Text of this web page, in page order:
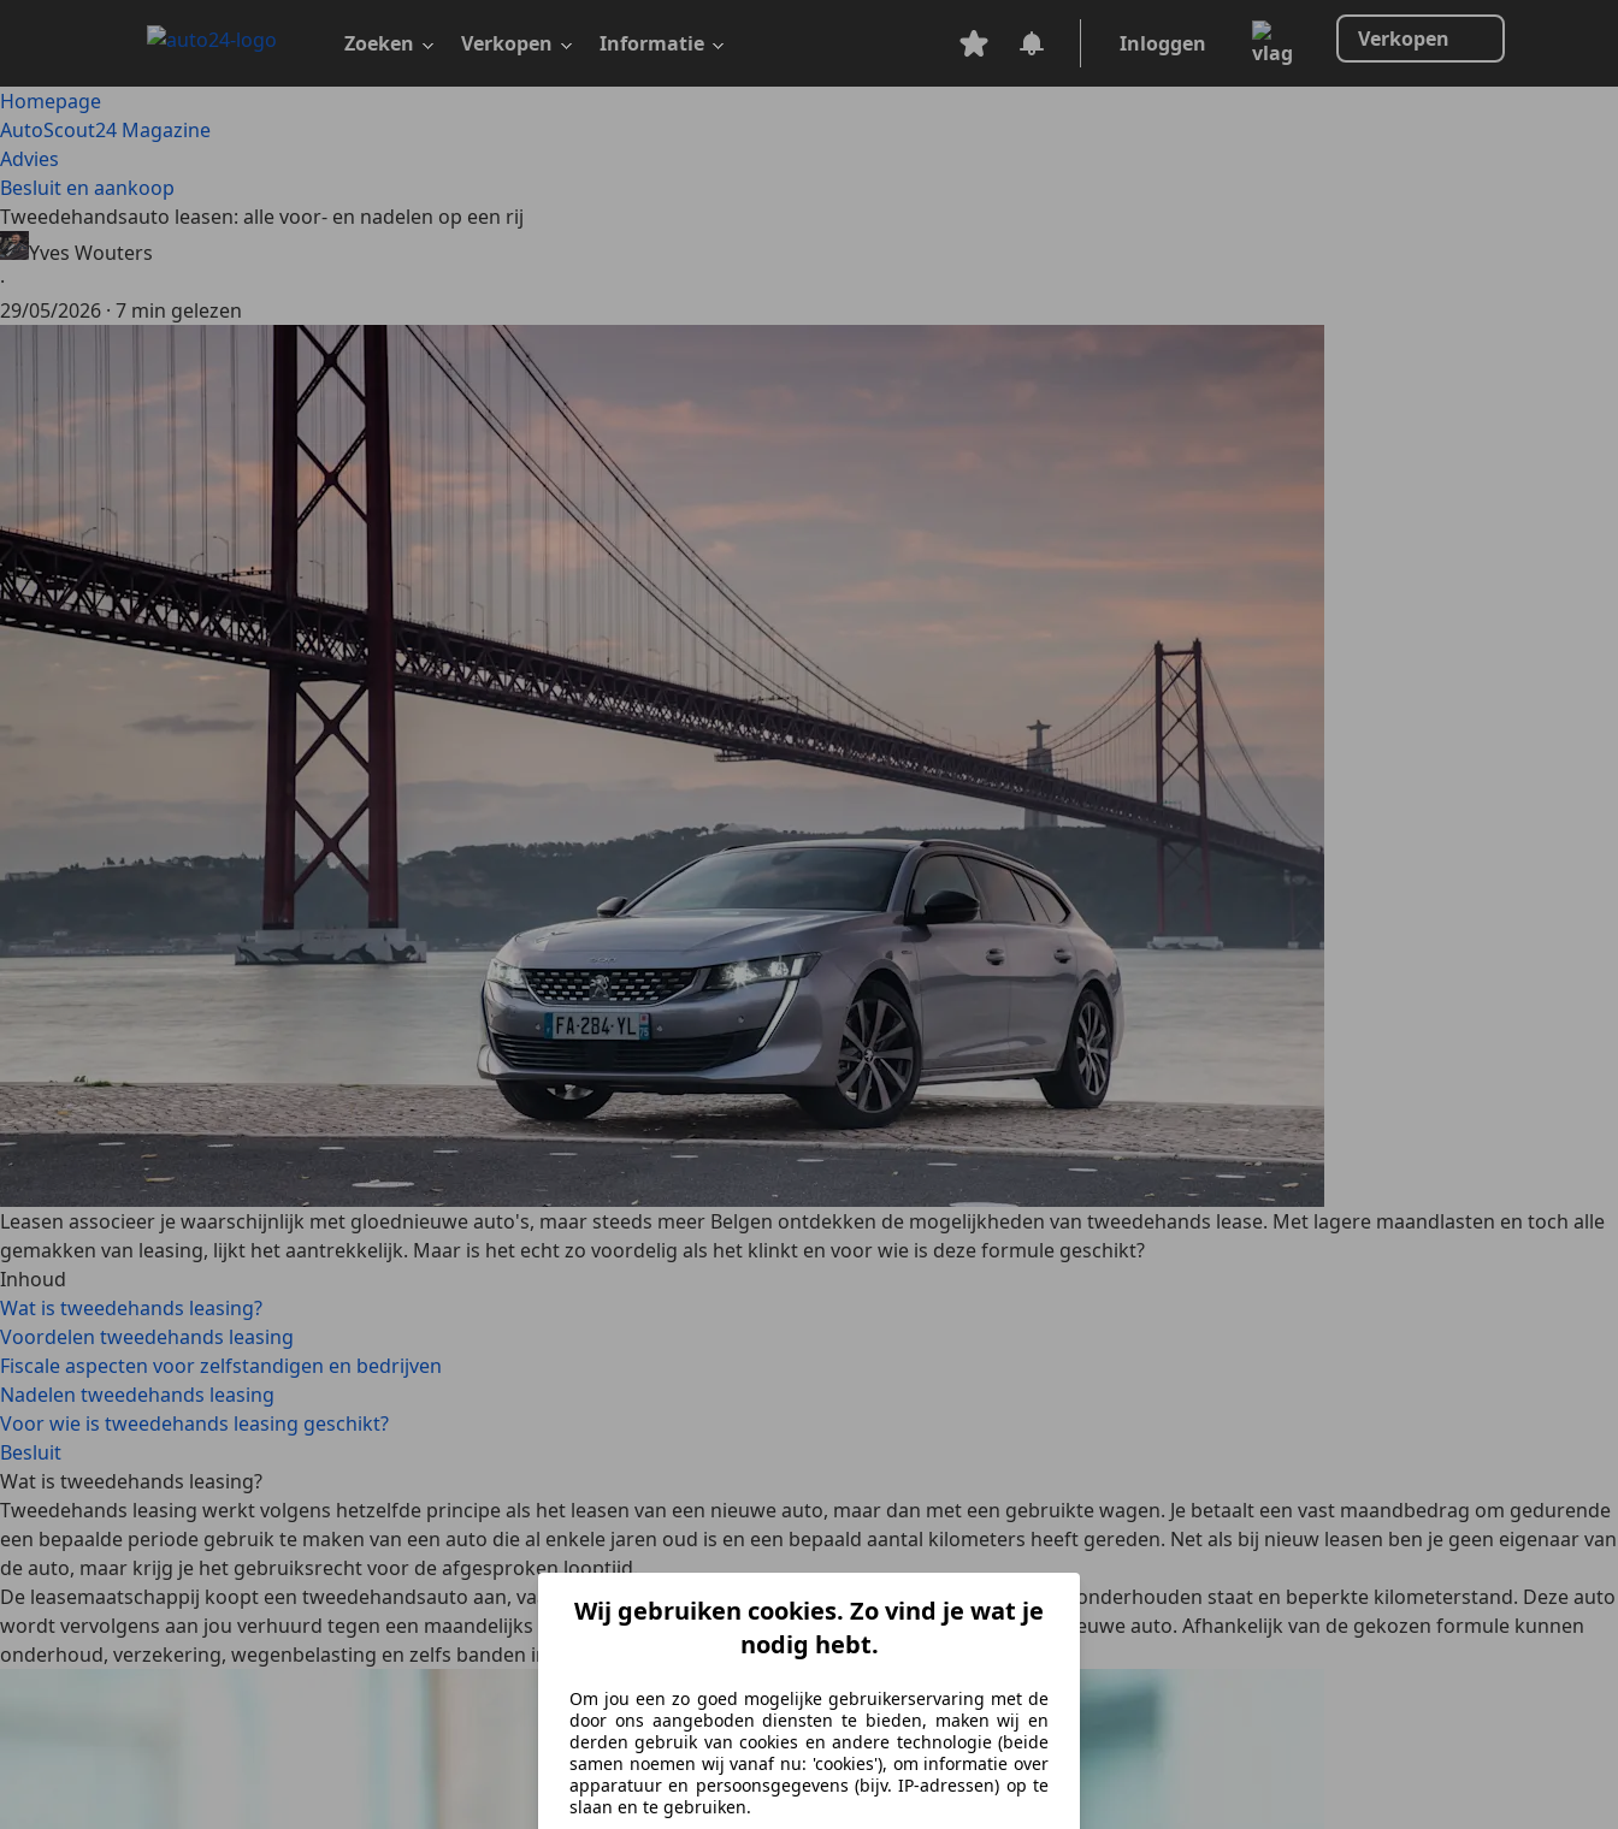
Zoeken Verkopen Informatie Inloggen Verkopen
Wij gebruiken cookies. Zo vind je wat je
nodig hebt.
Om jou een zo goed mogelijke gebruikerservaring met de
door ons aangeboden diensten te bieden, maken wij en
derden gebruik van cookies en andere technologie (beide
samen noemen wij vanaf nu: 'cookies'), om informatie over
apparatuur en persoonsgegevens (bijv. IP-adressen) op te
slaan en te gebruiken.
Homepage
AutoScout24 Magazine
Advies
Besluit en aankoop
Tweedehandsauto leasen: alle voor- en nadelen op een rij
Yves Wouters
·
29/05/2026 · 7 min gelezen
Leasen associeer je waarschijnlijk met gloednieuwe auto's, maar steeds meer Belgen ontdekken de mogelijkheden van tweedehands lease. Met lagere maandlasten en toch alle
gemakken van leasing, lijkt het aantrekkelijk. Maar is het echt zo voordelig als het klinkt en voor wie is deze formule geschikt?
Inhoud
Wat is tweedehands leasing?
Voordelen tweedehands leasing
Fiscale aspecten voor zelfstandigen en bedrijven
Nadelen tweedehands leasing
Voor wie is tweedehands leasing geschikt?
Besluit
Wat is tweedehands leasing?
Tweedehands leasing werkt volgens hetzelfde principe als het leasen van een nieuwe auto, maar dan met een gebruikte wagen. Je betaalt een vast maandbedrag om gedurende
een bepaalde periode gebruik te maken van een auto die al enkele jaren oud is en een bepaald aantal kilometers heeft gereden. Net als bij nieuw leasen ben je geen eigenaar van
de auto, maar krijg je het gebruiksrechtvoor de afgesproken looptijd.
De leasemaatschappij koopt een tweedehandsauto aan, vaak jonge occasions van twee tot vijf jaar oud met een goed onderhouden staat en beperkte kilometerstand. Deze auto
wordt vervolgens aan jou verhuurd tegen een maandelijks bedrag dat aanzienlijk lager ligt dan bij een vergelijkbare nieuwe auto. Afhankelijk van de gekozen formule kunnen
onderhoud, verzekering, wegenbelasting en zelfs banden in het maandbedrag zijn inbegrepen.